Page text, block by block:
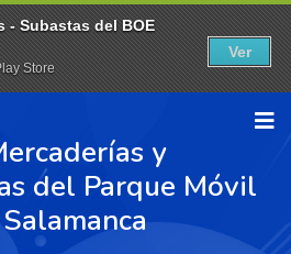
y
del Parque Móvil
- Subastas del BOE
Store
Ver